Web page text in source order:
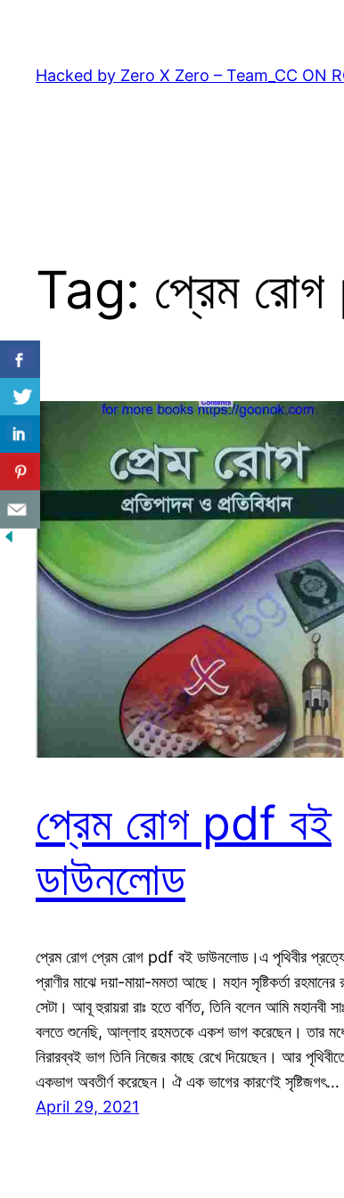
content
Hacked by Zero X Zero – Team_CC ON
Tag: প্রেম
প্রেম রোগ pdf বই
ডাউনলোড
প্রেম রোগ প্রেম রোগ pdf বই ডাউনলোড।এ পৃথিবীর
প্রাণীর মাঝে দয়া-মায়া-মমতা আছে। মহান সৃষ্টিকর্তা রহমানের
সেটা। আবূ হুরায়রা রাঃ হতে বর্ণিত, তিনি বলেন আমি মহানবী
বলতে শুনেছি, আল্লাহ রহমতকে একশ ভাগ করেছেন। তার
নিরারব্বই ভাগ তিনি নিজের কাছে রেখে দিয়েছেন। আর
একভাগ অবতীর্ণ করেছেন। ঐ এক ভাগের কারণেই সৃষ্টিজগৎ…
April 29, 2021